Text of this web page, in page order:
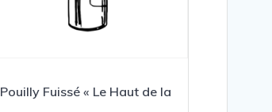
Pouilly Fuissé « Le Haut de la